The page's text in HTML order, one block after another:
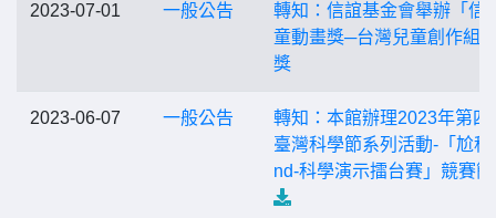
2023-07-01 一般公告
轉知：信誼基金會舉辦「信
童動畫獎─台灣兒童創作組
獎
2023-06-07 一般公告
轉知：本館辦理2023年第四
臺灣科學節系列活動-「尬科
nd-科學演示擂台賽」競賽